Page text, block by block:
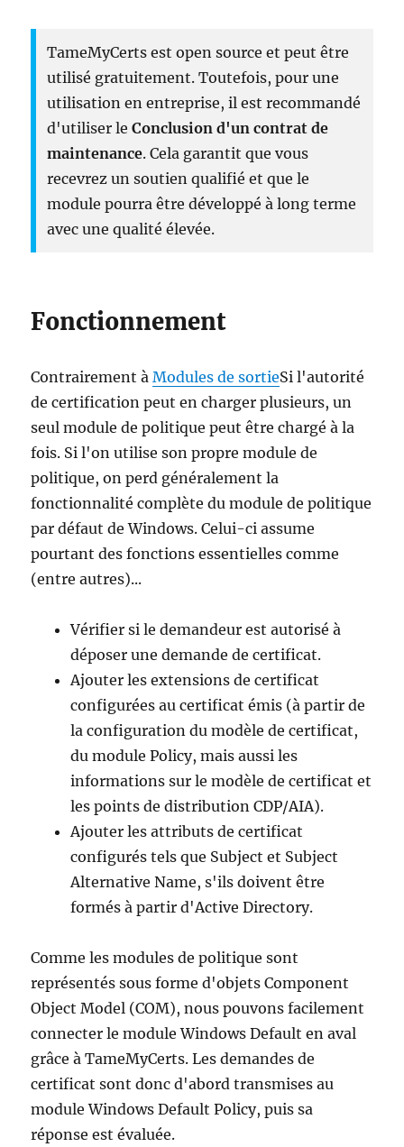
TameMyCerts est open source et peut être
utilisé gratuitement. Toutefois, pour une
utilisation en entreprise, il est recommandé
d'utiliser leConclusion d'un contrat de
maintenance. Cela garantit que vous
recevrez un soutien qualifié et que le
module pourra être développé à long terme
avec une qualité élevée.
Fonctionnement
Contrairement àModules de sortieSi l'autorité
de certification peut en charger plusieurs, un
seul module de politique peut être chargé à la
fois. Si l'on utilise son propre module de
politique, on perd généralement la
fonctionnalité complète du module de politique
par défaut de Windows. Celui-ci assume
pourtant des fonctions essentielles comme
(entre autres)...
Vérifier si le demandeur est autorisé à
déposer une demande de certificat.
Ajouter les extensions de certificat
configurées au certificat émis (à partir de
la configuration du modèle de certificat,
du module Policy, mais aussi les
informations sur le modèle de certificat et
les points de distribution CDP/AIA).
Ajouter les attributs de certificat
configurés tels que Subject et Subject
Alternative Name, s'ils doivent être
formés à partir d'Active Directory.
Comme les modules de politique sont
représentés sous forme d'objets Component
Object Model (COM), nous pouvons facilement
connecter le module Windows Default en aval
grâce à TameMyCerts. Les demandes de
certificat sont donc d'abord transmises au
module Windows Default Policy, puis sa
réponse est évaluée.